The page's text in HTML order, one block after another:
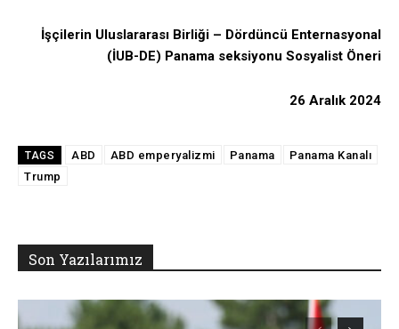
İşçilerin Uluslararası Birliği – Dördüncü Enternasyonal
(İUB-DE) Panama seksiyonu Sosyalist Öneri
26 Aralık 2024
TAGS ABD ABD emperyalizmi Panama
Panama Kanalı
Trump
Son Yazılarımız